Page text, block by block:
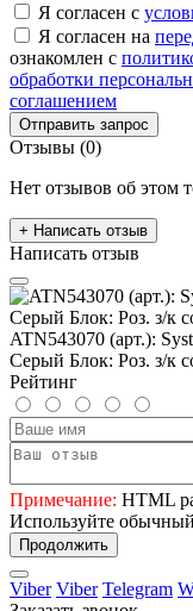
Я согласен с
Я согласен на
ознакомлен с
обработки
соглашением
Отправить запрос
Отзывы (0)
Нет отзывов об этом
+ Написать отзыв
Написать отзыв
ATN543070 (арт.):
Серый Блок: Роз. з/к
Рейтинг
Примечание: HTML
Используйте обычный
Продолжить
Viber Viber Telegram